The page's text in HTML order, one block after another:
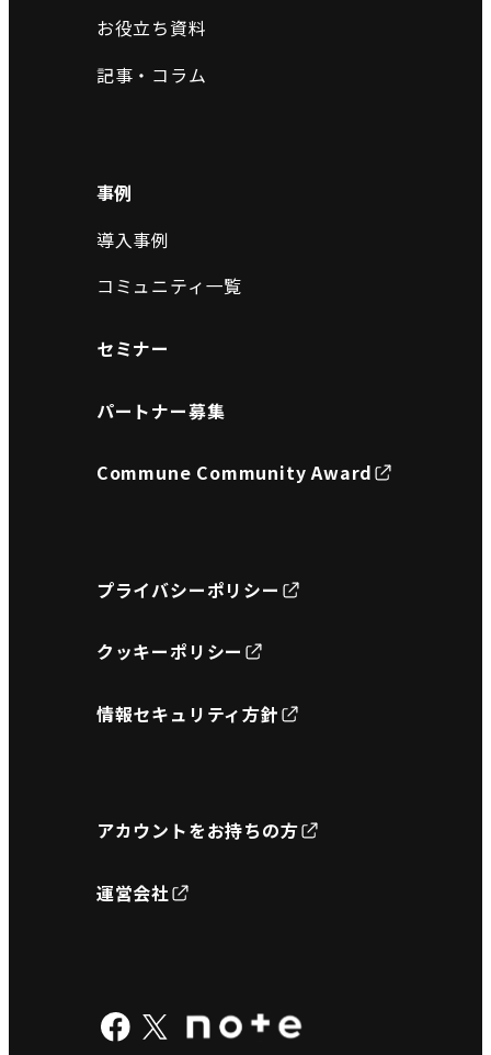
お役立ち資料
記事・コラム
事例
導入事例
コミュニティ一覧
セミナー
パートナー募集
Commune Community Award
プライバシーポリシー
クッキーポリシー
情報セキュリティ方針
アカウントをお持ちの方
運営会社